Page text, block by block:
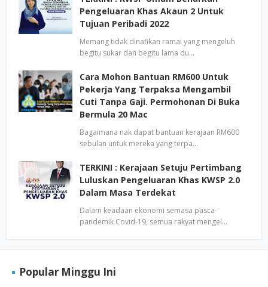
Pengeluaran Khas Akaun 2 Untuk
Tujuan Peribadi 2022
Memang tidak dinafikan ramai yang mengeluh
begitu sukar dan begitu lama du…
Cara Mohon Bantuan RM600 Untuk
Pekerja Yang Terpaksa Mengambil
Cuti Tanpa Gaji. Permohonan Di Buka
Bermula 20 Mac
Bagaimana nak dapat bantuan kerajaan RM600
sebulan untuk mereka yang terpa…
TERKINI : Kerajaan Setuju Pertimbang
Luluskan Pengeluaran Khas KWSP 2.0
Dalam Masa Terdekat
Dalam keadaan ekonomi semasa pasca-
pandemik Covid-19, semua rakyat mengel…
Popular Minggu Ini